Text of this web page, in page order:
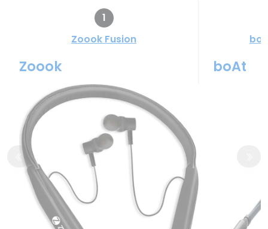
1
Zoook Fusion
Zoook boAt